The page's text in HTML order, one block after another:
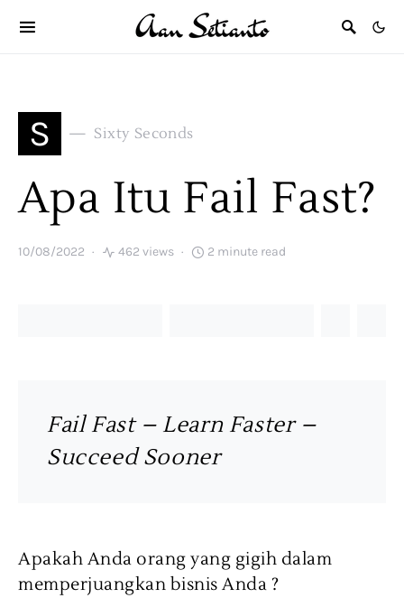
S Sixty Seconds
Apa Itu Fail Fast?
10/08/2022 462 views 2 minute read
Fail Fast – Learn Faster –
Succeed Sooner
Apakah Anda orang yang gigih dalam
memperjuangkan bisnis Anda ?